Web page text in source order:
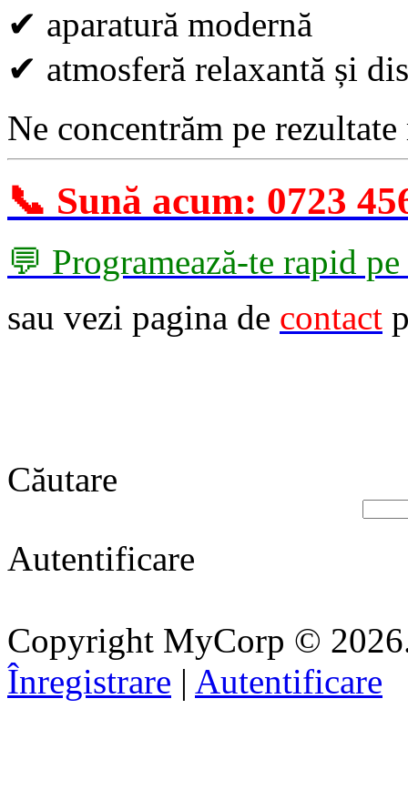
✔ aparatură modernă
✔ atmosferă relaxantă și
Ne concentrăm pe
📞 Sună acum: 0723
💬 Programează-te rapid
sau vezi pagina de contact
Căutare
Autentificare
Copyright MyCorp © 2026
Înregistrare | Autentificare